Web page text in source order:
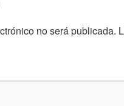
no será publicada.